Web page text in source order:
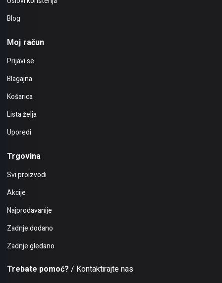
Blog
Moj račun
Prijavi se
Blagajna
Košarica
Lista želja
Uporedi
Trgovina
Svi proizvodi
Akcije
Najprodavanije
Zadnje dodano
Zadnje gledano
Trebate pomoć? / Kontaktirajte nas